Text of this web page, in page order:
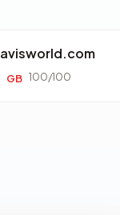
avisworld.com
GB 100/100